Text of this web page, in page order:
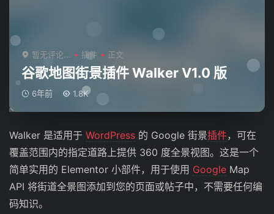
暂无评论... 插件 正文
谷歌地图街景插件 Walker V1.0 版
6年前 1.8K
Walker 是适用于 WordPress 的 Google 街景插件，可在
覆盖范围内的指定道路上提供 360 度全景视图。这是一个
简单实用的 Elementor 小部件，用于使用 Google Map
API 将街道全景图添加到您的页面或帖子中，不需要任何编
码知识。